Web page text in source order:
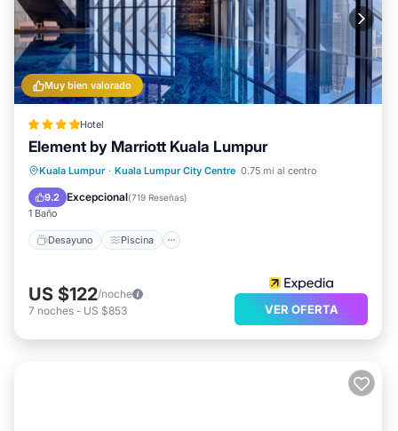
Muy bien valorado
Hotel
Element by Marriott Kuala Lumpur
Kuala Lumpur · Kuala Lumpur City Centre 0.75 mi al centro
9.2 Excepcional(719 Reseñas)
1 Baño
Desayuno Piscina
Desayuno Piscina
Balcón/Terraza
Cocina
US $122/noche
7 noches - US $853 VER OFERTA